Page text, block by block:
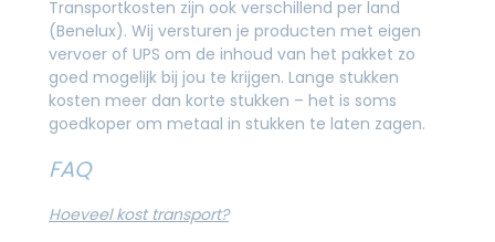
Transportkosten zijn ook verschillend per land
(Benelux). Wij versturen je producten met eigen
vervoer of UPS om de inhoud van het pakket zo
goed mogelijk bij jou te krijgen. Lange stukken
kosten meer dan korte stukken – het is soms
goedkoper om metaal in stukken te laten zagen.
FAQ
Hoeveel kost transport?